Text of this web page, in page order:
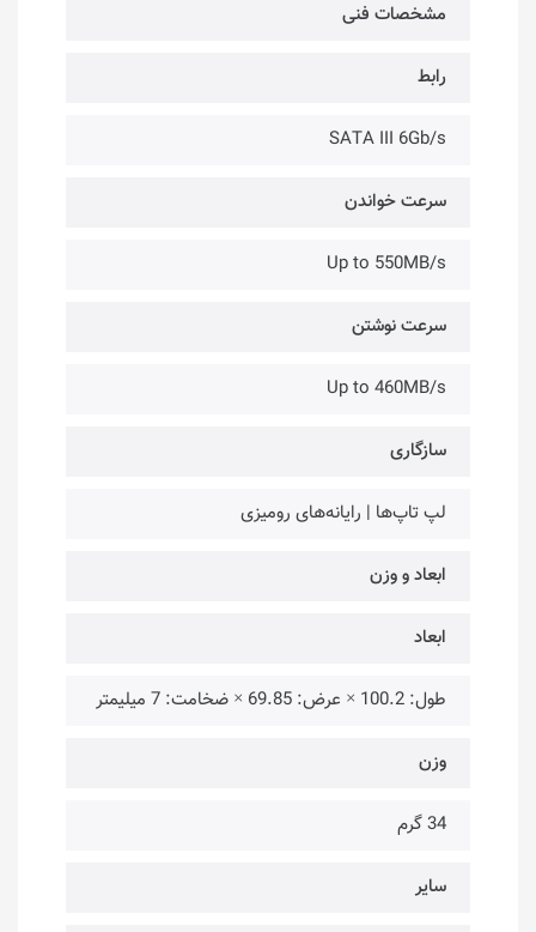
مشخصات فنی
رابط
SATA III 6Gb/s
سرعت خواندن
Up to 550MB/s
سرعت نوشتن
Up to 460MB/s
سازگاری
لپ تاپ‌ها | رایانه‌های رومیزی
ابعاد و وزن
ابعاد
طول: 100.2 × عرض: 69.85 × ضخامت: 7 میلیمتر
وزن
34 گرم
سایر